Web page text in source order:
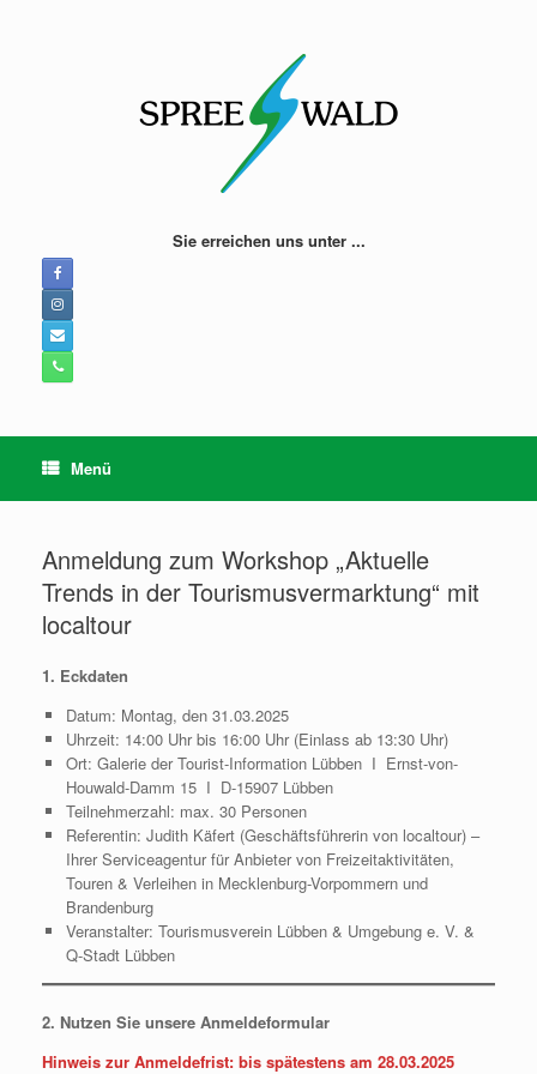
Sie erreichen uns unter ...
Menü
Anmeldung zum Workshop „Aktuelle
Trends in der Tourismusvermarktung“ mit
localtour
1. Eckdaten
Datum: Montag, den 31.03.2025
Uhrzeit: 14:00 Uhr bis 16:00 Uhr (Einlass ab 13:30 Uhr)
Ort: Galerie der Tourist-Information Lübben I Ernst-von-
Houwald-Damm 15 I D-15907 Lübben
Teilnehmerzahl: max. 30 Personen
Referentin: Judith Käfert (Geschäftsführerin von localtour) –
Ihrer Serviceagentur für Anbieter von Freizeitaktivitäten,
Touren & Verleihen in Mecklenburg-Vorpommern und
Brandenburg
Veranstalter: Tourismusverein Lübben & Umgebung e. V. &
Q-Stadt Lübben
2. Nutzen Sie unsere Anmeldeformular
Hinweis zur Anmeldefrist: bis spätestens am 28.03.2025